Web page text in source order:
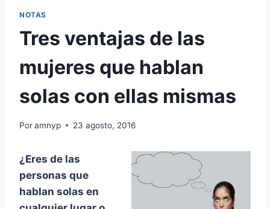
NOTAS
Tres ventajas de las
mujeres que hablan
solas con ellas mismas
Poramnyp 23 agosto, 2016
¿Eres de las
personas que
hablan solas en